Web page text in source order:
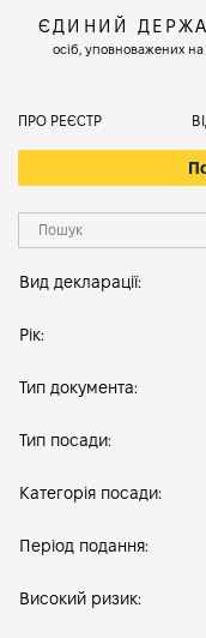
ЄДИНИЙ
осіб, уповноважених
ПРО РЕЄСТР
Вид декларації:
Рік:
Тип документа:
Тип посади:
Категорія посади:
Період подання:
Високий ризик: